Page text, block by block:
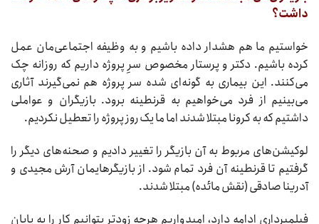
داشت؟
خواستیم ما هم هشدار داده باشیم و به وظیفه اجتماعی‌مان عمل
کرده باشیم. دکتر و پرستار مخصوص سرِ پروژه داریم که روزانه چک
می‌کنند. این بیماری به گونه‌ای شده سر پروژه هم نمی‌گیرند آثاری
می‌بینیم از فرد می‌خواهیم به قرنطینه برود. بازیگران و عواملی
داشتیم که به کرونا مبتلا شدند اما ما یک روز پروژه را تعطیل نکردیم.
لوکیشن‌های مربوط به آن بازیگر را تغییر دادیم و صحنه‌های دیگر را
گرفتیم تا قرنطینه آن فرد تمام شود. از بازیگرهایمان آرش مجیدی و
آدرینا صادقی (نقش مائده) مبتلا شدند.
فیلمبرداری ادامه دارد، امیدواریم هرچه زودتر بتوانیم کار را به پایان